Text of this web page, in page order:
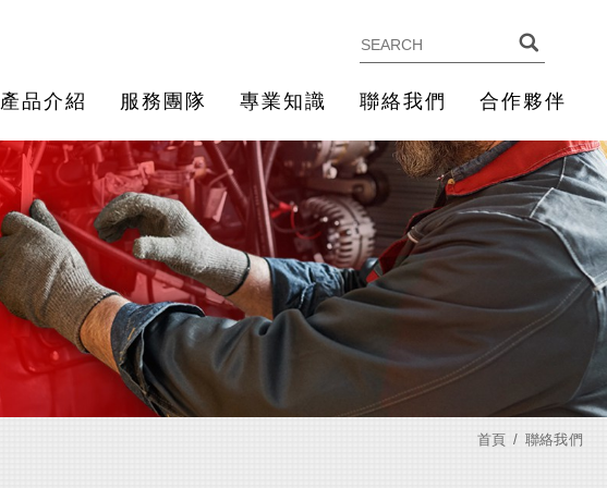
產品介紹 服務團隊 專業知識 聯絡我們 合作夥伴
首頁 聯絡我們